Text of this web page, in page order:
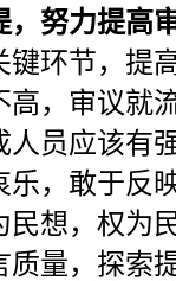
，努力提高
环节，提
，审议就
员应该有
，敢于反
想，权为
质量，探索